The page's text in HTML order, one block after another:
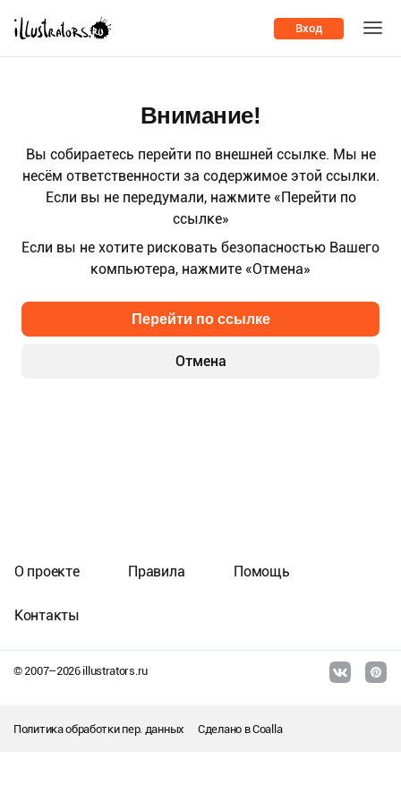
Вход
Внимание!
Вы собираетесь перейти по внешней ссылке. Мы не
несём ответственности за содержимое этой ссылки.
Если вы не передумали, нажмите «Перейти по
ссылке»
Если вы не хотите рисковать безопасностью Вашего
компьютера, нажмите «Отмена»
Отмена
Перейти по ссылке
© 2007–2026illustrators.ru
О проекте Правила Помощь
Контакты
Политика обработки пер. данных Сделано вCoalla